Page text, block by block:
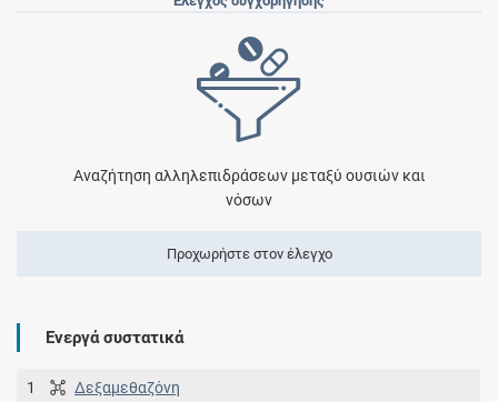
Αναζήτηση αλληλεπιδράσεων μεταξύ ουσιών και
νόσων
Προχωρήστε στον έλεγχο
Ενεργά συστατικά
1 Δεξαμεθαζόνη